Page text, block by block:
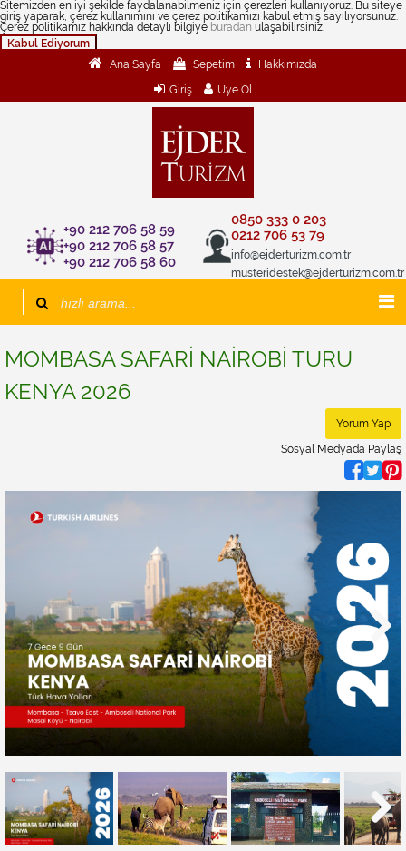
Sitemizden en iyi şekilde faydalanabilmeniz için çerezleri kullanıyoruz. Bu siteye
giriş yaparak, çerez kullanımını ve çerez politikamızı kabul etmiş sayılıyorsunuz.
Çerez politikamız hakkında detaylı bilgiye buradan ulaşabilirsiniz.
Kabul Ediyorum
Ana Sayfa
Sepetim
Hakkımızda
Giriş
Üye Ol
+90 212 706 58 59
+90 212 706 58 57
+90 212 706 58 60
0850 333 0 203
0212 706 53 79
info@ejderturizm.com.tr
musteridestek@ejderturizm.com.tr
MOMBASA SAFARİ NAİROBİ TURU
KENYA 2026
Yorum Yap
Sosyal Medyada Paylaş
Next
Next